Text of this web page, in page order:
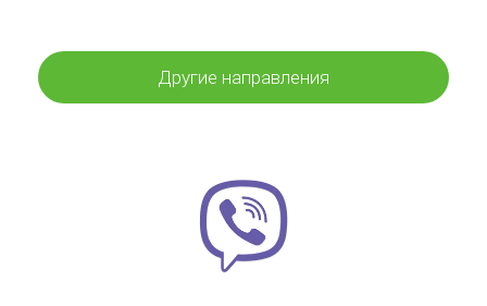
Другие направления